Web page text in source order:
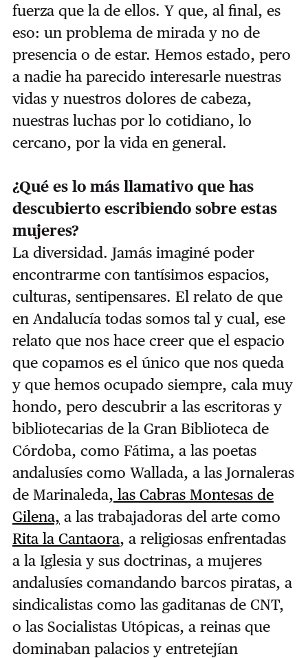
fuerza que la de ellos. Y que, al final, es
eso: un problema de mirada y no de
presencia o de estar. Hemos estado, pero
a nadie ha parecido interesarle nuestras
vidas y nuestros dolores de cabeza,
nuestras luchas por lo cotidiano, lo
cercano, por la vida en general.
¿Qué es lo más llamativo que has
descubierto escribiendo sobre estas
mujeres?
La diversidad. Jamás imaginé poder
encontrarme con tantísimos espacios,
culturas, sentipensares. El relato de que
en Andalucía todas somos tal y cual, ese
relato que nos hace creer que el espacio
que copamos es el único que nos queda
y que hemos ocupado siempre, cala muy
hondo, pero descubrir a las escritoras y
bibliotecarias de la Gran Biblioteca de
Córdoba, como Fátima, a las poetas
andalusíes como Wallada, a las Jornaleras
de Marinaleda, las Cabras Montesas de
Gilena, a las trabajadoras del arte como
Rita la Cantaora, a religiosas enfrentadas
a la Iglesia y sus doctrinas, a mujeres
andalusíes comandando barcos piratas, a
sindicalistas como las gaditanas de CNT,
o las Socialistas Utópicas, a reinas que
dominaban palacios y entretejían